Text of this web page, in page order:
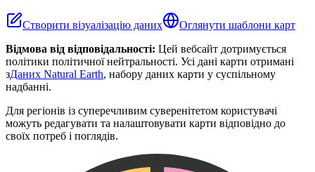
Створити візуалізацію даних
Оглянути шаблони карт
Відмова від відповідальності: Цей вебсайт дотримується
політики політичної нейтральності. Усі дані карти отримані
зДаних Natural Earth, набору даних карти у суспільному
надбанні.
Для регіонів із суперечливим суверенітетом користувачі
можуть редагувати та налаштовувати карти відповідно до
своїх потреб і поглядів.